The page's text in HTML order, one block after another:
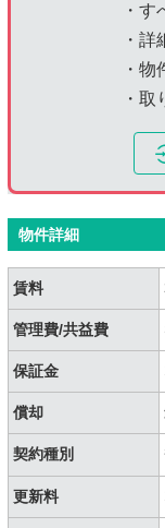
・
・
・
・
物件詳細
賃料
管理費/共益費
保証金
償却
契約種別
更新料